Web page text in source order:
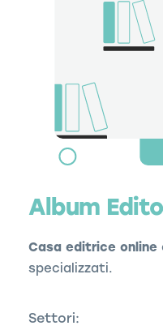
Album
Casa editrice online
specializzati.
Settori: